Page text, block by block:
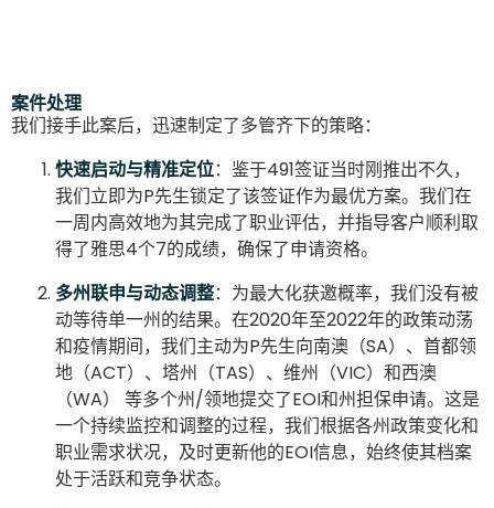
案件处理
我们接手此案后，迅速制定了多管齐下的策略：
快速启动与精准定位：鉴于491签证当时刚推出不久，
我们立即为P先生锁定了该签证作为最优方案。我们在
一周内高效地为其完成了职业评估，并指导客户顺利取
得了雅思4个7的成绩，确保了申请资格。
多州联申与动态调整：为最大化获邀概率，我们没有被
动等待单一州的结果。在2020年至2022年的政策动荡
和疫情期间，我们主动为P先生向南澳（SA）、首都领
地（ACT）、塔州（TAS）、维州（VIC）和西澳
（WA） 等多个州/领地提交了EOI和州担保申请。这是
一个持续监控和调整的过程，我们根据各州政策变化和
职业需求状况，及时更新他的EOI信息，始终使其档案
处于活跃和竞争状态。